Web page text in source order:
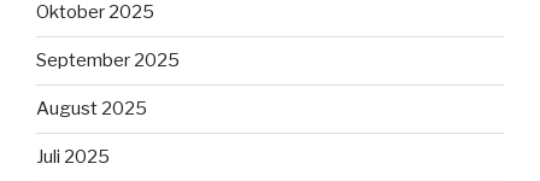
Oktober 2025
September 2025
August 2025
Juli 2025